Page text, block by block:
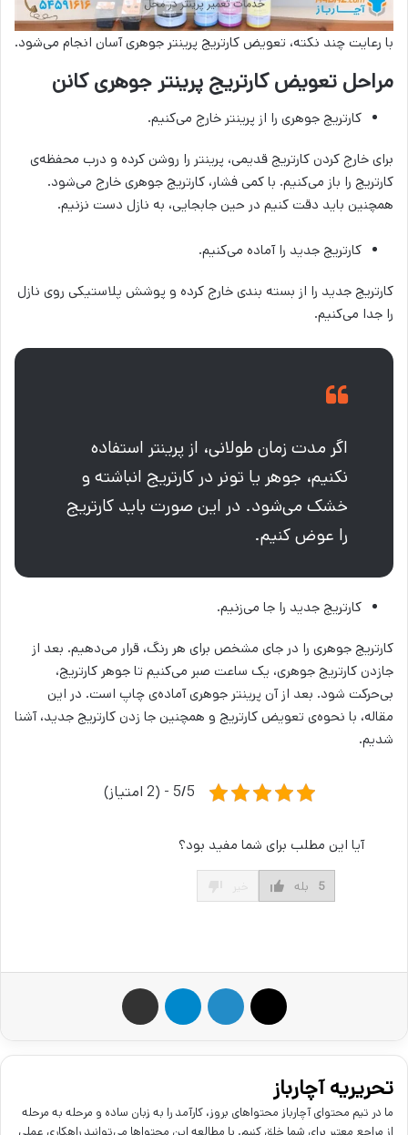
با رعایت چند نکته، تعویض کارتریج پرینتر جوهری آسان انجام می‌شود.
مراحل تعویض کارتریج پرینتر جوهری کانن
کارتریج جوهری را از پرینتر خارج می‌کنیم.
برای خارج کردن کارتریج قدیمی، پرینتر را روشن کرده و درب محفظه‌ی
کارتریج را باز می‌کنیم. با کمی فشار، کارتریج جوهری خارج می‌شود.
همچنین باید دقت ‌کنیم در حین جابجایی، به نازل دست نزنیم.
کارتریج جدید را آماده می‌کنیم.
کارتریج جدید را از بسته بندی خارج کرده و پوشش پلاستیکی روی نازل
را جدا می‌کنیم.
اگر مدت زمان طولانی، از پرینتر استفاده
نکنیم، جوهر یا تونر در کارتریج انباشته و
خشک می‌شود. در این صورت باید کارتریج
را عوض کنیم.
کارتریج جدید را جا می‌زنیم.
کارتریج جوهری را در جای مشخص برای هر رنگ، قرار می‌دهیم. بعد از
جازدن کارتریج جوهری، یک ساعت صبر می‌کنیم تا جوهر کارتریج،
بی‌حرکت شود. بعد از آن پرینتر جوهری آماده‌ی چاپ است. در این
مقاله، با نحوه‌ی تعویض کارتریج و همچنین جا زدن کارتریج جدید، آشنا
شدیم.
5/5 - (2 امتیاز)
آیا این مطلب برای شما مفید بود؟
بله 5
لینکدین تلگرام
تحریریه آچارباز
ما در تیم محتوای آچارباز محتواهای بروز، کارآمد را به زبان ساده و مرحله به مرحله